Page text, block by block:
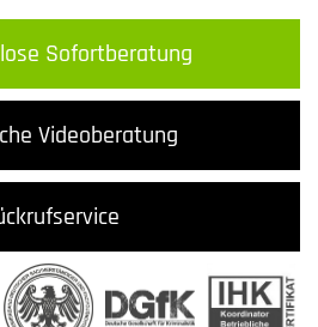
Sofortberatung
Videoberatung